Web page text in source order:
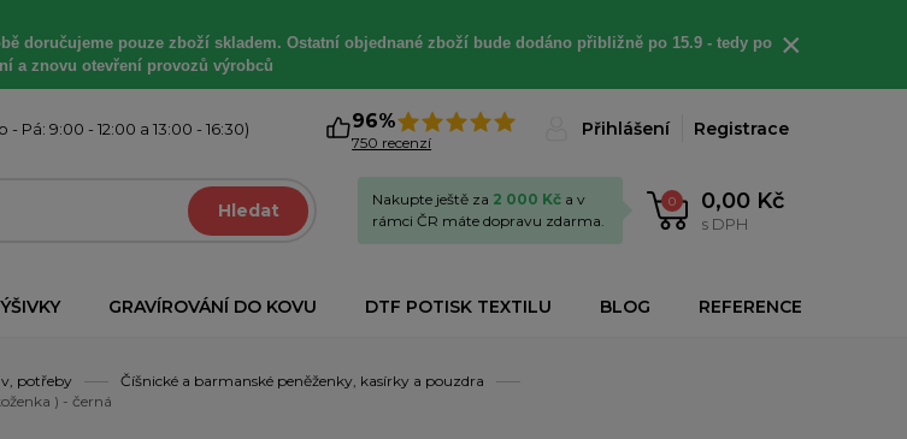
doručujeme pouze zboží skladem. Ostatní objednané zboží bude dodáno přibližně po 15.9 - tedy po
a znovu otevření provozů výrobců
×
- Pá: 9:00 - 12:00 a 13:00 - 16:30) 96%
750 recenzí
Přihlášení Registrace
Hledat 0 0,00 Kč
s DPH
Nakupte ještě za 2 000 Kč a v
rámci ČR máte dopravu zdarma.
GRAVÍROVÁNÍ DO KOVU DTF POTISK TEXTILU BLOG REFERENCE
potřeby
Číšnické a barmanské peněženky, kasírky a pouzdra
) - černá